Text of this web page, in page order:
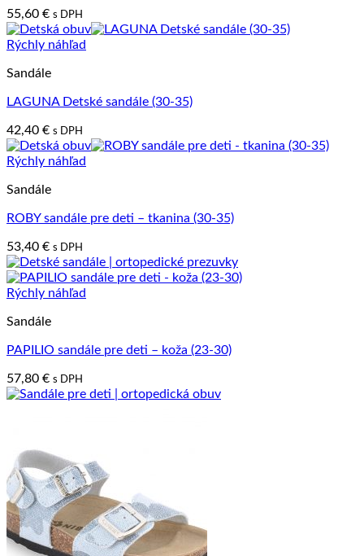
55,60 € s DPH
Rýchly náhľad
Sandále
LAGUNA Detské sandále (30-35)
42,40 € s DPH
Rýchly náhľad
Sandále
ROBY sandále pre deti – tkanina (30-35)
53,40 € s DPH
Rýchly náhľad
Sandále
PAPILIO sandále pre deti – koža (23-30)
57,80 € s DPH